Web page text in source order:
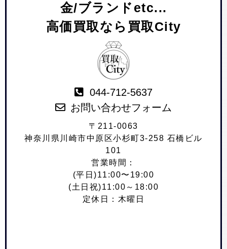
金/ブランドetc...
高価買取なら買取City
044-712-5637
お問い合わせフォーム
〒211-0063
神奈川県川崎市中原区小杉町3-258 石橋ビル
101
営業時間：
(平日)11:00〜19:00
(土日祝)11:00～18:00
定休日：木曜日